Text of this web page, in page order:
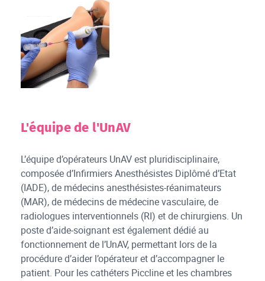
L'équipe de l'UnAV
L’équipe d’opérateurs UnAV est pluridisciplinaire,
composée d’Infirmiers Anesthésistes Diplômé d’Etat
(IADE), de médecins anesthésistes-réanimateurs
(MAR), de médecins de médecine vasculaire, de
radiologues interventionnels (RI) et de chirurgiens. Un
poste d’aide-soignant est également dédié au
fonctionnement de l’UnAV, permettant lors de la
procédure d’aider l’opérateur et d’accompagner le
patient. Pour les cathéters Piccline et les chambres